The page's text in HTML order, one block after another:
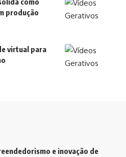
produção
virtual para
e inovação de